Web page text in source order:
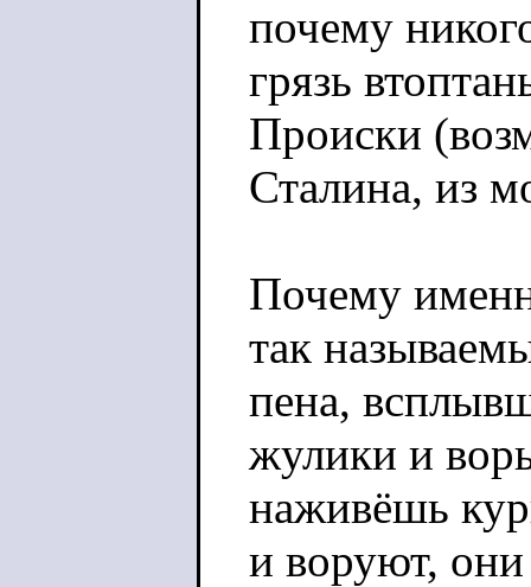
почему
грязь
Происки
Сталина, из
Почему
так
пена,
жулики и
наживёшь
и воруют, они